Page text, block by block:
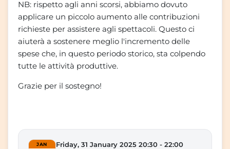
NB: rispetto agli anni scorsi, abbiamo dovuto
applicare un piccolo aumento alle contribuzioni
richieste per assistere agli spettacoli. Questo ci
aiuterà a sostenere meglio l'incremento delle
spese che, in questo periodo storico, sta colpendo
tutte le attività produttive.
Grazie per il sostegno!
JAN
Friday, 31 January 2025 20:30 - 22:00